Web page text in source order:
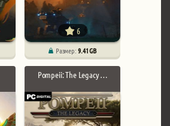
6
Размер:9.41 GB
Pompeii: The Legacy …